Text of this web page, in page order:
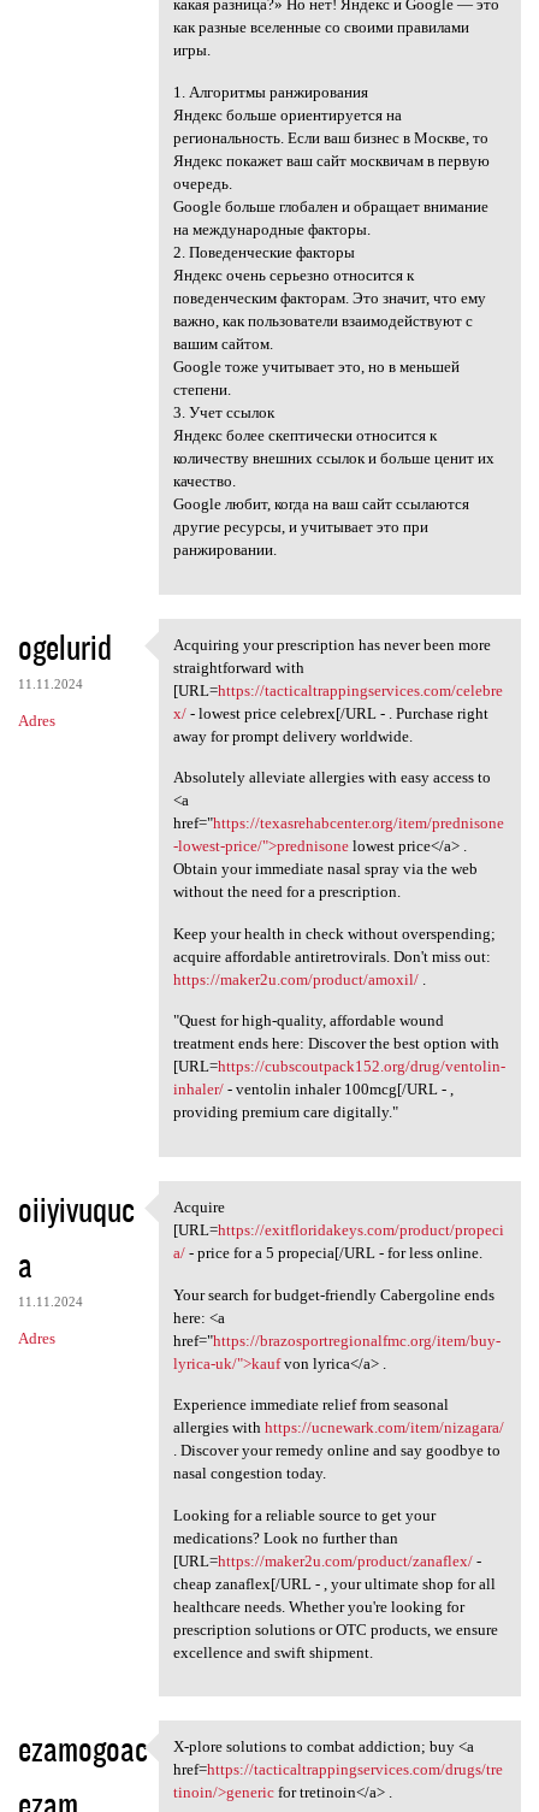
какая разница?» Но нет! Яндекс и Google — это
как разные вселенные со своими правилами
игры.
1. Алгоритмы ранжирования
Яндекс больше ориентируется на
региональность. Если ваш бизнес в Москве, то
Яндекс покажет ваш сайт москвичам в первую
очередь.
Google больше глобален и обращает внимание
на международные факторы.
2. Поведенческие факторы
Яндекс очень серьезно относится к
поведенческим факторам. Это значит, что ему
важно, как пользователи взаимодействуют с
вашим сайтом.
Google тоже учитывает это, но в меньшей
степени.
3. Учет ссылок
Яндекс более скептически относится к
количеству внешних ссылок и больше ценит их
качество.
Google любит, когда на ваш сайт ссылаются
другие ресурсы, и учитывает это при
ранжировании.
ogelurid
11.11.2024
Adres
Acquiring your prescription
Acquiring your prescription has never been more
straightforward with
[URL=https://tacticaltrappingservices.com/celebre
x/- lowest price celebrex[/URL - . Purchase right
away for prompt delivery worldwide.
Absolutely alleviate allergies with easy access to
<a
href="https://texasrehabcenter.org/item/prednisone
-lowest-price/">prednisonelowest price</a> .
Obtain your immediate nasal spray via the web
without the need for a prescription.
Keep your health in check without overspending;
acquire affordable antiretrovirals. Don't miss out:
https://maker2u.com/product/amoxil/.
"Quest for high-quality, affordable wound
treatment ends here: Discover the best option with
[URL=https://cubscoutpack152.org/drug/ventolin-
inhaler/- ventolin inhaler 100mcg[/URL - ,
providing premium care digitally."
oiiyivuquc
a
11.11.2024
Adres
Acquire [URL=https:/
Acquire
[URL=https://exitfloridakeys.com/product/propeci
a/- price for a 5 propecia[/URL - for less online.
Your search for budget-friendly Cabergoline ends
here: <a
href="https://brazosportregionalfmc.org/item/buy-
lyrica-uk/">kaufvon lyrica</a> .
Experience immediate relief from seasonal
allergies with https://ucnewark.com/item/nizagara/
. Discover your remedy online and say goodbye to
nasal congestion today.
Looking for a reliable source to get your
medications? Look no further than
[URL=https://maker2u.com/product/zanaflex/-
cheap zanaflex[/URL - , your ultimate shop for all
healthcare needs. Whether you're looking for
prescription solutions or OTC products, we ensure
excellence and swift shipment.
ezamogoac X-plore solutions to combat
X-plore solutions to combat addiction; buy <a
href=https://tacticaltrappingservices.com/drugs/tre
tinoin/>genericfor tretinoin</a> .